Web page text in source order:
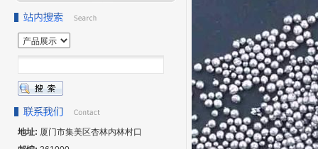
地址: 厦门市集美区杏林内林村口